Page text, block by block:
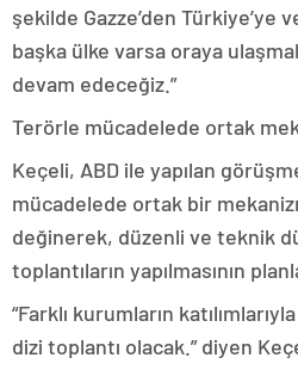
şekilde Gazze’den
başka ülke varsa oraya
devam edeceğiz.”
Terörle mücadelede ortak
Keçeli, ABD ile yapılan
mücadelede ortak bir
değinerek, düzenli ve teknik
toplantıların yapılmasının
“Farklı kurumların
dizi toplantı olacak.” diyen